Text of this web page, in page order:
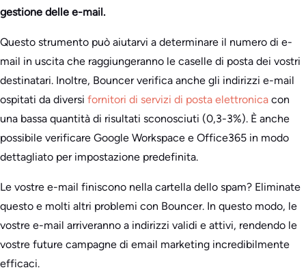
gestione delle e-mail.
Questo strumento può aiutarvi a determinare il numero di e-
mail in uscita che raggiungeranno le caselle di posta dei vostri
destinatari. Inoltre, Bouncer verifica anche gli indirizzi e-mail
ospitati da diversi fornitori di servizi di posta elettronica con
una bassa quantità di risultati sconosciuti (0,3-3%). È anche
possibile verificare Google Workspace e Office365 in modo
dettagliato per impostazione predefinita.
Le vostre e-mail finiscono nella cartella dello spam? Eliminate
questo e molti altri problemi con Bouncer. In questo modo, le
vostre e-mail arriveranno a indirizzi validi e attivi, rendendo le
vostre future campagne di email marketing incredibilmente
efficaci.